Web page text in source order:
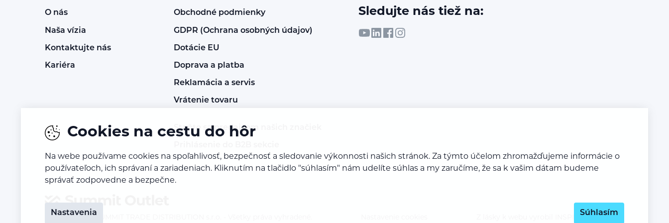
O nás
Naša vízia
Kontaktujte nás
Kariéra
Obchodné podmienky
GDPR (Ochrana osobných údajov)
Dotácie EU
Doprava a platba
Reklamácia a servis
Vrátenie tovaru
Staňte sa predajcom našich značiek
Sledujte nás tiež na:
Cookies na cestu do hôr
Na webe používame cookies na spoľahlivosť, bezpečnosť a sledovanie výkonnosti našich stránok. Za týmto účelom zhromažďujeme informácie o
používateľoch, ich správaní a zariadeniach. Kliknutím na tlačidlo "súhlasím" nám udelíte súhlas a my zaručíme, že sa k vašim dátam budeme
správať zodpovedne a bezpečne.
Nastavenia Súhlasím